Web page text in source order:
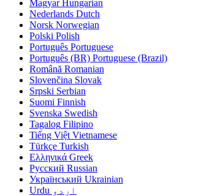
Magyar Hungarian
Nederlands Dutch
Norsk Norwegian
Polski Polish
Português Portuguese
Português (BR) Portuguese (Brazil)
Română Romanian
Slovenčina Slovak
Srpski Serbian
Suomi Finnish
Svenska Swedish
Tagalog Filipino
Tiếng Việt Vietnamese
Türkçe Turkish
Ελληνικά Greek
Русский Russian
Український Ukrainian
اردو Urdu